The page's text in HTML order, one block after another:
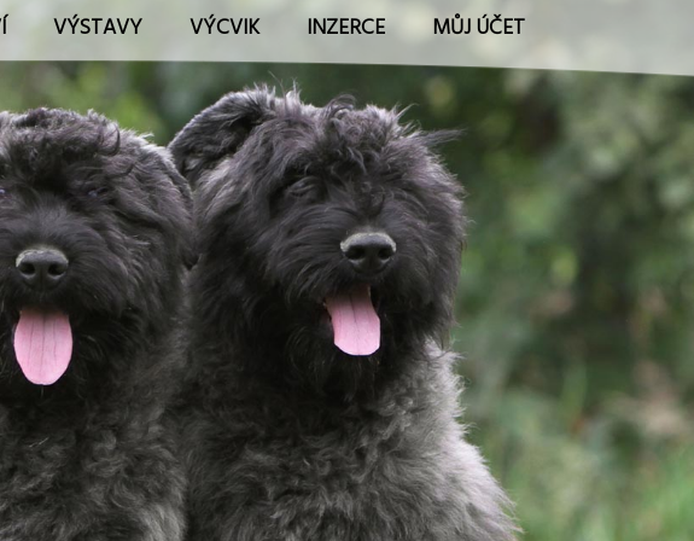
VÝSTAVY VÝCVIK INZERCE MŮJ ÚČET